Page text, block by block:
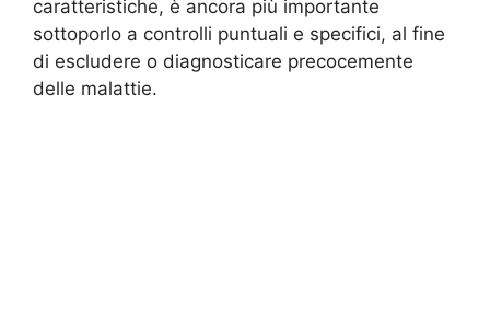
caratteristiche, è ancora più importante
sottoporlo a controlli puntuali e specifici, al fine
di escludere o diagnosticare precocemente
delle malattie.